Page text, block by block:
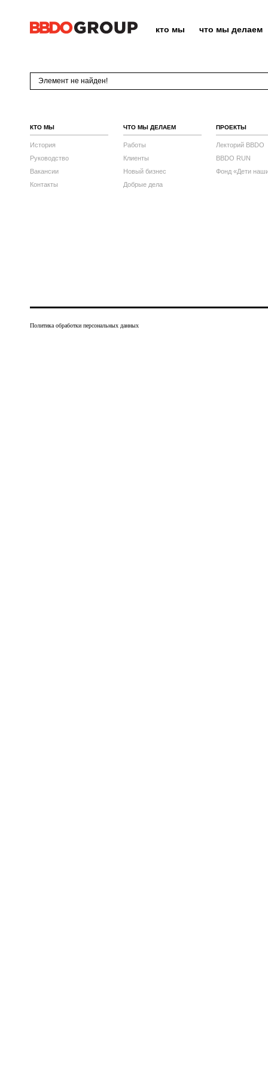
кто мы что мы делаем
Элемент не найден!
КТО МЫ
История
Руководство
Вакансии
Контакты
ЧТО МЫ ДЕЛАЕМ
Работы
Клиенты
Новый бизнес
Добрые дела
ПРОЕКТЫ
Лекторий BBDO
BBDO RUN
Фонд «Дети
Политика обработки персональных данных